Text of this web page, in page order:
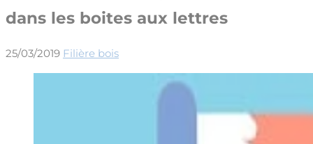
dans les boites aux lettres
25/03/2019 Filière bois